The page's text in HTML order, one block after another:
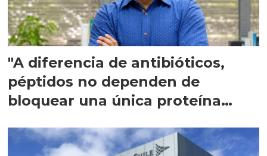
"A diferencia de antibióticos,
péptidos no dependen de
bloquear una única proteína